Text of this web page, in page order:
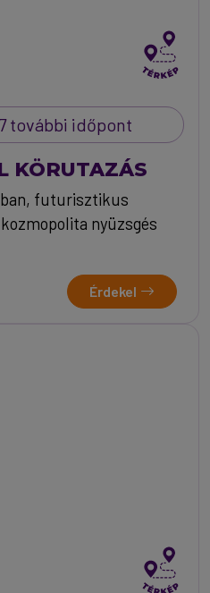
további időpont
KÖRUTAZÁS
futurisztikus
nyüzsgés
Érdekel